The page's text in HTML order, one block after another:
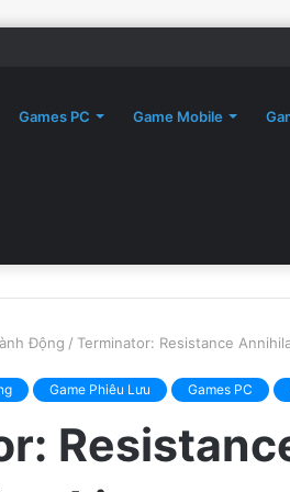
Games PC Game Mobile
Động / Terminator: Resistance
Game Phiêu Lưu Games PC